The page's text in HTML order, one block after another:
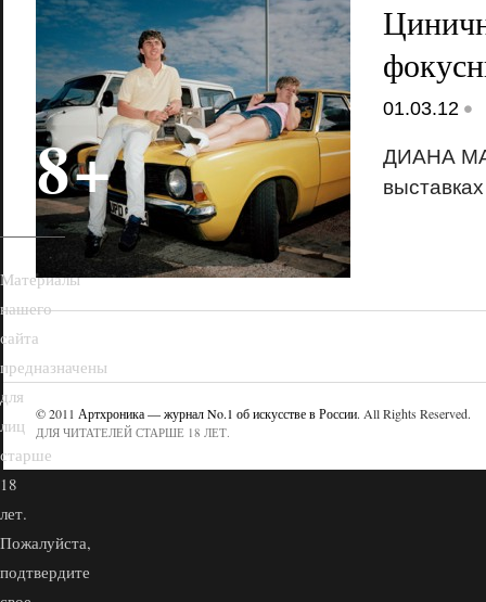
01.03.12 •
ДИАНА
© 2011 Артхроника — журнал No.1 об искусстве в России. All Rights Reserved.
ДЛЯ ЧИТАТЕЛЕЙ СТАРШЕ 18 ЛЕТ.
18+
Материалы
нашего
сайта
предназначены
для
лиц
старше
18
лет.
Пожалуйста,
подтвердите